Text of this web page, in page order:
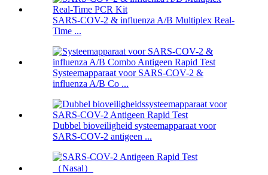
SARS-COV-2 & influenza A/B Multiplex Real-
Time ...
Systeemapparaat voor SARS-COV-2 &
influenza A/B Co ...
Dubbel bioveiligheid systeemapparaat voor
SARS-COV-2 antigeen ...